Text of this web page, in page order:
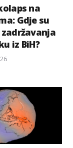
na
Gdje su
iz BiH?